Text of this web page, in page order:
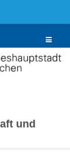
Toggle
und